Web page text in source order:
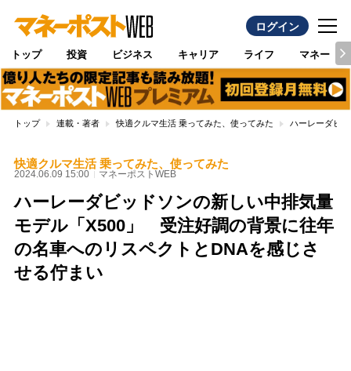
ログイン
トップ 投資 ビジネス キャリア ライフ マネー
トップ 連載・著者 快適クルマ生活 乗ってみた、使ってみた ハーレーダビ
快適クルマ生活 乗ってみた、使ってみた
2024.06.09 15:00 マネーポストWEB
ハーレーダビッドソンの新しい中排気量
モデル「X500」 受注好調の背景に往年
の名車へのリスペクトとDNAを感じさ
せる佇まい